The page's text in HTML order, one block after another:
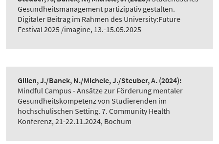
Gesundheitsmanagement partizipativ gestalten.
Digitaler Beitrag im Rahmen des University:Future
Festival 2025 /imagine, 13.-15.05.2025
Gillen, J./Banek, N./Michele, J./Steuber, A. (2024):
Mindful Campus - Ansätze zur Förderung mentaler
Gesundheitskompetenz von Studierenden im
hochschulischen Setting. 7. Community Health
Konferenz, 21-22.11.2024, Bochum